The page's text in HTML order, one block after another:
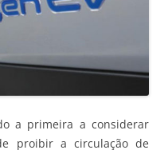
a primeira a considerar
proibir a circulação de